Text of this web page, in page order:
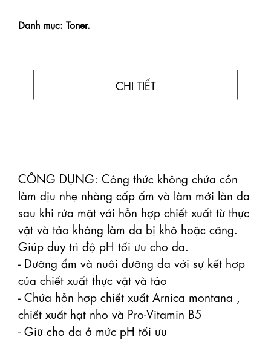
Danh mục: Toner.
CHI TIẾT
CÔNG DỤNG: Công thức không chứa cồn
làm dịu nhẹ nhàng cấp ẩm và làm mới làn da
sau khi rửa mặt với hỗn hợp chiết xuất từ ​​thực
vật và tảo không làm da bị khô hoặc căng.
Giúp duy trì độ pH tối ưu cho da.
- Dưỡng ẩm và nuôi dưỡng da với sự kết hợp
của chiết xuất thực vật và tảo
- Chứa hỗn hợp chiết xuất Arnica montana ,
chiết xuất hạt nho và Pro-Vitamin B5
- Giữ cho da ở mức pH tối ưu